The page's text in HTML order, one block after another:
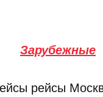
Зарубежные
рейсы